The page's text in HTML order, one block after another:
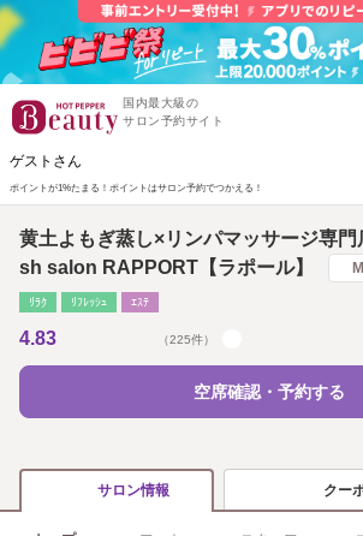
国内最大級の
サロン予約サイト
ゲストさん
ポイントが1%たまる！ ポイントはサロン予約でつかえる！
黄土よもぎ蒸し×リンパマッサージ専
sh salon RAPPORT【ラポール】
ﾘﾗｸ ﾘﾌﾚｯｼｭ ｴｽﾃ
4.83 （225件）
空席確認・予約する
サロン情報 クー